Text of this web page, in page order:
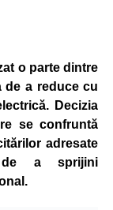
o parte dintre
de a reduce cu
Decizia
se confruntă
adresate
de a sprijini